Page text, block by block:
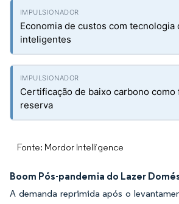
Economia de custos com tecnologia
inteligentes
Certificação de baixo carbono como
reserva
Fonte: Mordor Intelligence
Boom Pós-pandemia do Lazer
A demanda reprimida após o